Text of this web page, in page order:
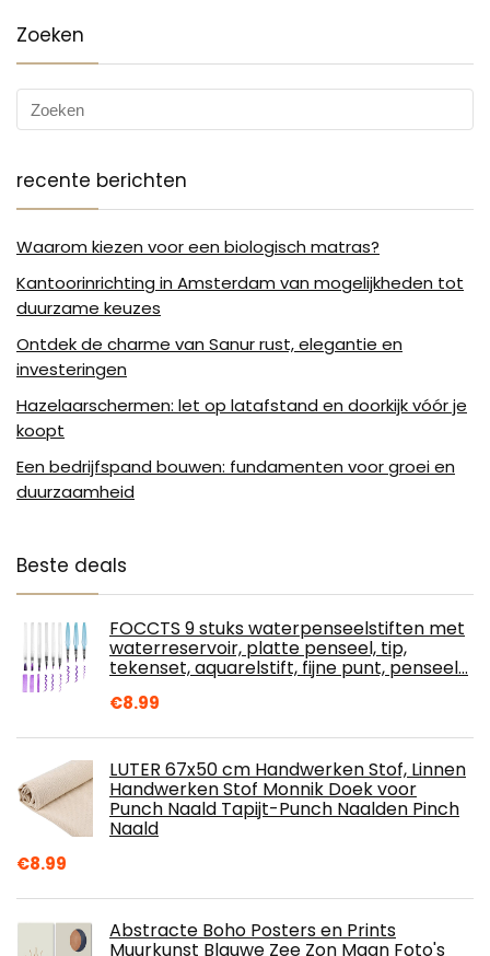
Zoeken
recente berichten
Waarom kiezen voor een biologisch matras?
Kantoorinrichting in Amsterdam van mogelijkheden tot
duurzame keuzes
Ontdek de charme van Sanur rust, elegantie en
investeringen
Hazelaarschermen: let op latafstand en doorkijk vóór je
koopt
Een bedrijfspand bouwen: fundamenten voor groei en
duurzaamheid
Beste deals
FOCCTS 9 stuks waterpenseelstiften met
waterreservoir, platte penseel, tip,
tekenset, aquarelstift, fijne punt, penseel…
€8.99
LUTER 67x50 cm Handwerken Stof, Linnen
Handwerken Stof Monnik Doek voor
Punch Naald Tapijt-Punch Naalden Pinch
Naald
€8.99
Abstracte Boho Posters en Prints
Muurkunst Blauwe Zee Zon Maan Foto's